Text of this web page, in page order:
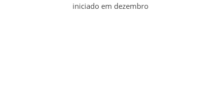
iniciado em dezembro